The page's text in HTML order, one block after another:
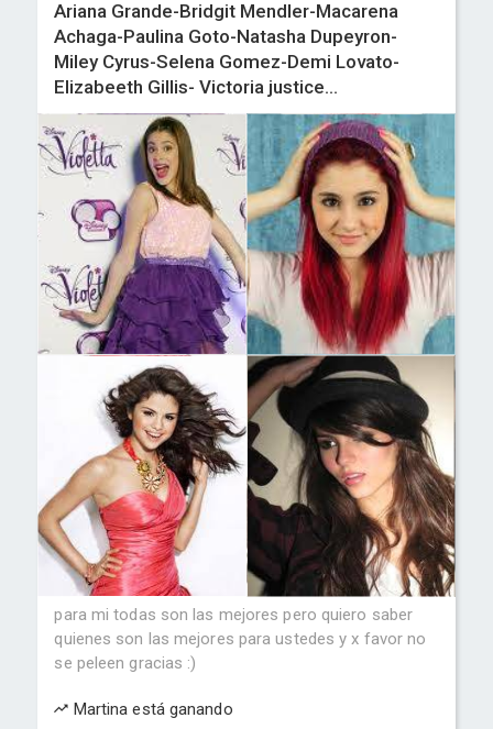
Ariana Grande-Bridgit Mendler-Macarena
Achaga-Paulina Goto-Natasha Dupeyron-
Miley Cyrus-Selena Gomez-Demi Lovato-
Elizabeeth Gillis- Victoria justice...
para mi todas son las mejores pero quiero saber
quienes son las mejores para ustedes y x favor no
se peleen gracias :)
Martina está ganando